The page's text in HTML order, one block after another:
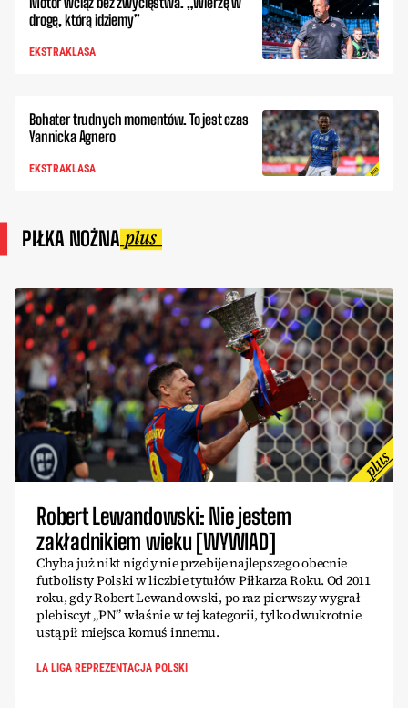
drogę, którą idziemy”
EKSTRAKLASA
Bohater trudnych momentów. To jest czas
Yannicka Agnero
EKSTRAKLASA
PIŁKA NOŻNA
Robert Lewandowski: Nie jestem
zakładnikiem wieku [WYWIAD]
Chyba już nikt nigdy nie przebije najlepszego obecnie
futbolisty Polski w liczbie tytułów Piłkarza Roku. Od 2011
roku, gdy Robert Lewandowski, po raz pierwszy wygrał
plebiscyt „PN” właśnie w tej kategorii, tylko dwukrotnie
ustąpił miejsca komuś innemu.
LA LIGA REPREZENTACJA POLSKI